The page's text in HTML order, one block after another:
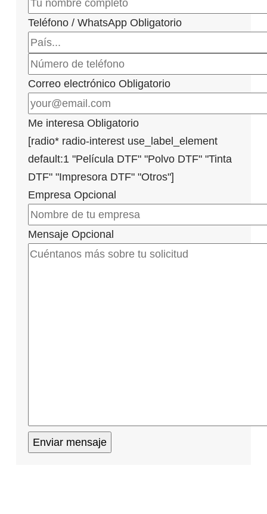
Teléfono / WhatsApp Obligatorio
Correo electrónico Obligatorio
Me interesa Obligatorio
[radio* radio-interest use_label_element
default:1 "Película DTF" "Polvo DTF" "Tinta
DTF" "Impresora DTF" "Otros"]
Empresa Opcional
Mensaje Opcional